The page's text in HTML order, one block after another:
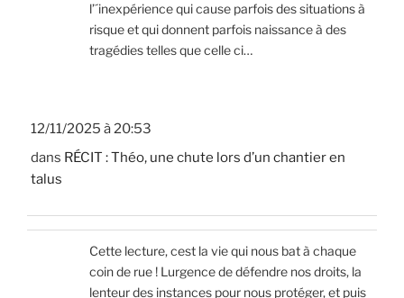
12/11/2025 à 20:53
dans RÉCIT : Théo, une chute lors d’un chantier en
talus
l’´inexpérience qui cause parfois des situations à
risque et qui donnent parfois naissance à des
tragédies telles que celle ci…
Cette lecture, cest la vie qui nous bat à chaque
coin de rue ! Lurgence de défendre nos droits, la
lenteur des instances pour nous protéger, et puis